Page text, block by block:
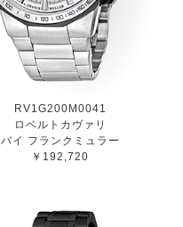
RV1G200M0041
ロベルトカヴァリ
バイ フランクミュラー
￥192,720